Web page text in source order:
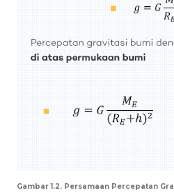
Gambar 1.2. Persamaan Percepatan